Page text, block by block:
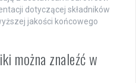
dotyczącej składników
jakości końcowego
można znaleźć w